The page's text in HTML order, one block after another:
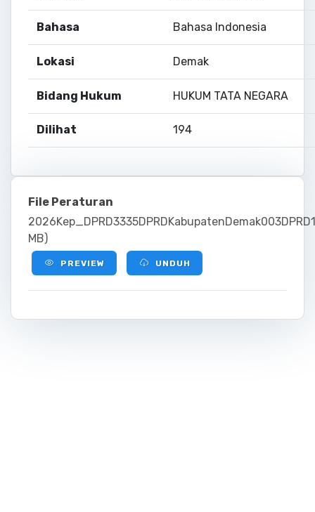
Bahasa Bahasa Indonesia
Lokasi Demak
Bidang Hukum HUKUM TATA NEGARA
Dilihat 194
File Peraturan
MB)
PREVIEW UNDUH